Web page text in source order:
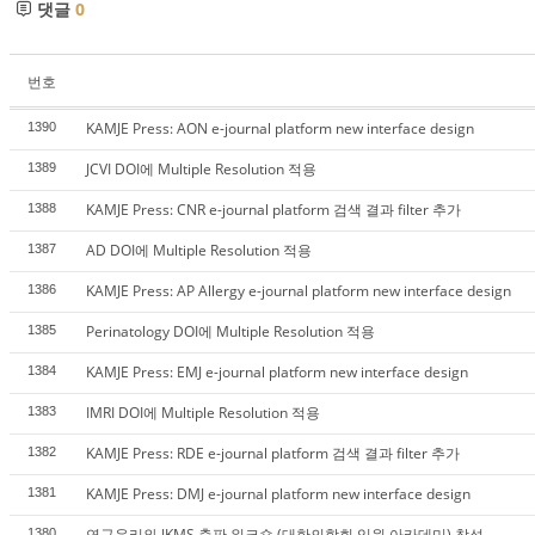
댓글 0
번호
1390 KAMJE Press: AON e-journal platform new interface design
1389 JCVI DOI에 Multiple Resolution 적용
1388 KAMJE Press: CNR e-journal platform 검색 결과 filter 추가
1387 AD DOI에 Multiple Resolution 적용
1386 KAMJE Press: AP Allergy e-journal platform new interface design
1385 Perinatology DOI에 Multiple Resolution 적용
1384 KAMJE Press: EMJ e-journal platform new interface design
1383 IMRI DOI에 Multiple Resolution 적용
1382 KAMJE Press: RDE e-journal platform 검색 결과 filter 추가
1381 KAMJE Press: DMJ e-journal platform new interface design